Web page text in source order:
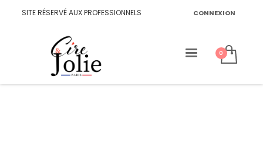
SITE RÉSERVÉ AUX PROFESSIONNELS CONNEXION